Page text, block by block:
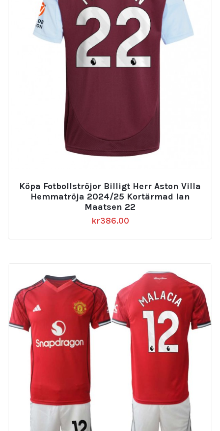
Köpa Fotbollströjor Billigt Herr Aston Villa
Hemmatröja 2024/25 Kortärmad Ian
Maatsen 22
kr386.00